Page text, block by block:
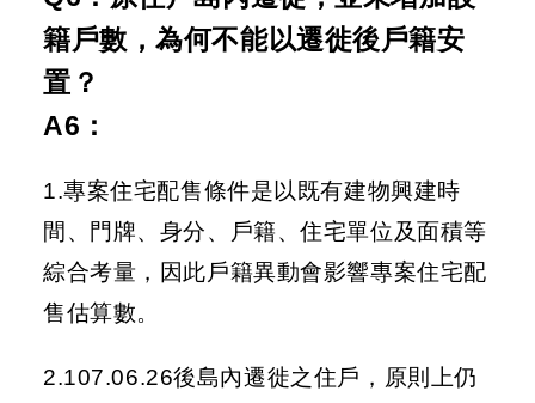
籍戶數，為何不能以遷徙後戶籍安
置？
A6：
1.專案住宅配售條件是以既有建物興建時
間、門牌、身分、戶籍、住宅單位及面積等
綜合考量，因此戶籍異動會影響專案住宅配
售估算數。
2.107.06.26後島內遷徙之住戶，原則上仍